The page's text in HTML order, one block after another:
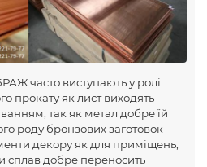
часто виступають у ролі
прокату як лист виходять
так як метал добре їй
роду бронзових заготовок
декору як для приміщень,
сплав добре переносить